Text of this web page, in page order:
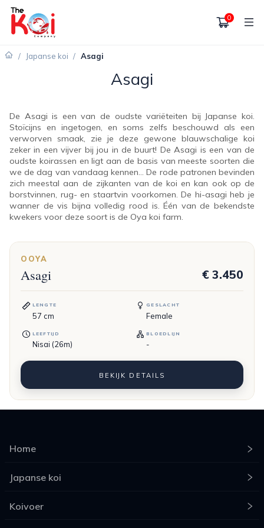
0
/ Japanse koi / Asagi
Asagi
De Asagi is een van de oudste variëteiten bij Japanse koi.
Stoïcijns en ingetogen, en soms zelfs beschouwd als een
verworven smaak, zie je deze gewone blauwschalige koi
zeker in een vijver bij jou in de buurt! De Asagi is een van de
oudste koirassen en ligt aan de basis van meeste soorten die
we de dag van vandaag kennen... De rode patronen bevinden
zich meestal aan de zijkanten van de koi en kan ook op de
borstvinnen, rug- en staartvin voorkomen. De hi-asagi heb je
wanner de vis bijna volledig rood is. Één van de bekendste
kwekers voor deze soort is de Oya koi farm.
OOYA
Asagi € 3.450
LENGTE
57 cm
GESLACHT
Female
LEEFTIJD
Nisai (26m)
BLOEDLIJN
-
BEKIJK DETAILS
Home
Japanse koi
Koivoer